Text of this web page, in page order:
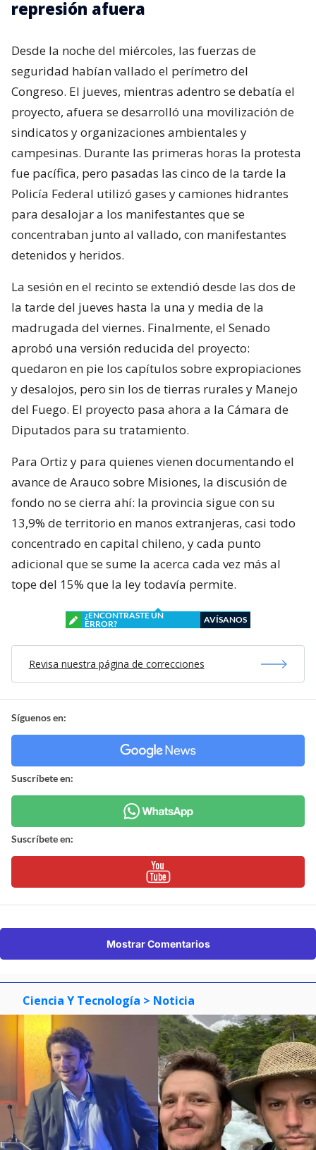
represión afuera
Desde la noche del miércoles, las fuerzas de
seguridad habían vallado el perímetro del
Congreso. El jueves, mientras adentro se debatía el
proyecto, afuera se desarrolló una movilización de
sindicatos y organizaciones ambientales y
campesinas. Durante las primeras horas la protesta
fue pacífica, pero pasadas las cinco de la tarde la
Policía Federal utilizó gases y camiones hidrantes
para desalojar a los manifestantes que se
concentraban junto al vallado, con manifestantes
detenidos y heridos.
La sesión en el recinto se extendió desde las dos de
la tarde del jueves hasta la una y media de la
madrugada del viernes. Finalmente, el Senado
aprobó una versión reducida del proyecto:
quedaron en pie los capítulos sobre expropiaciones
y desalojos, pero sin los de tierras rurales y Manejo
del Fuego. El proyecto pasa ahora a la Cámara de
Diputados para su tratamiento.
Para Ortiz y para quienes vienen documentando el
avance de Arauco sobre Misiones, la discusión de
fondo no se cierra ahí: la provincia sigue con su
13,9% de territorio en manos extranjeras, casi todo
concentrado en capital chileno, y cada punto
adicional que se sume la acerca cada vez más al
tope del 15% que la ley todavía permite.
¿ENCONTRASTE UN
ERROR?
AVÍSANOS
Revisa nuestra página de correcciones
Síguenos en:
Suscríbete en:
Suscríbete en:
Mostrar Comentarios
Ciencia Y Tecnología > Noticia